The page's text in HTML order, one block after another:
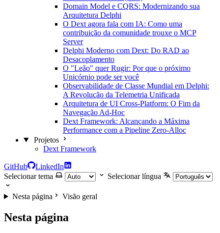
Domain Model e CQRS: Modernizando sua
Arquitetura Delphi
O Dext agora fala com IA: Como uma
contribuição da comunidade trouxe o MCP
Server
Delphi Moderno com Dext: Do RAD ao
Desacoplamento
O "Leão" quer Rugir: Por que o próximo
Unicórnio pode ser você
Observabilidade de Classe Mundial em Delphi:
A Revolução da Telemetria Unificada
Arquitetura de UI Cross-Platform: O Fim da
Navegação Ad-Hoc
Dext Framework: Alcançando a Máxima
Performance com a Pipeline Zero-Alloc
Projetos
Dext Framework
GitHub
LinkedIn
Selecionar tema
Selecionar língua
Nesta página Visão geral
Nesta página